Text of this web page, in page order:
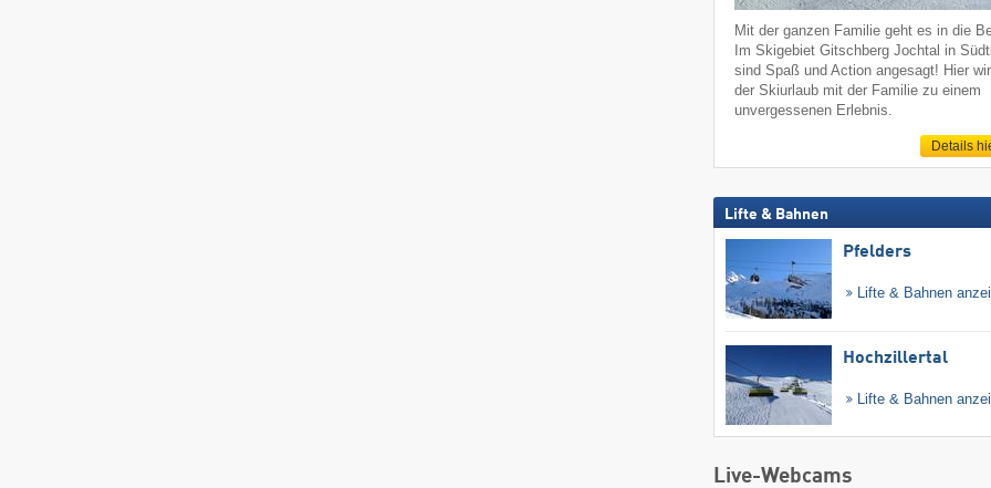
Mit der ganzen Familie geht es in die
Im Skigebiet Gitschberg Jochtal in
sind Spaß und Action angesagt! Hier
der Skiurlaub mit der Familie zu einem
unvergessenen Erlebnis.
Details
Lifte & Bahnen
Pfelders
Lifte & Bahnen
Hochzillertal
Lifte & Bahnen
Live-Webcams